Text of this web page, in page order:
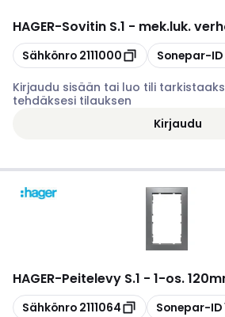
HAGER-Sovitin S.1 - mek.luk.
Kopioi
Sähkönro 2111000 Kopioi
Sonepar-ID
Kirjaudu sisään tai luo tili
tehdäksesi tilauksen
Kirjaudu
HAGER-Peitelevy S.1 - 1-os.
Kopioi
Sähkönro 2111064 Kopioi
Sonepar-ID